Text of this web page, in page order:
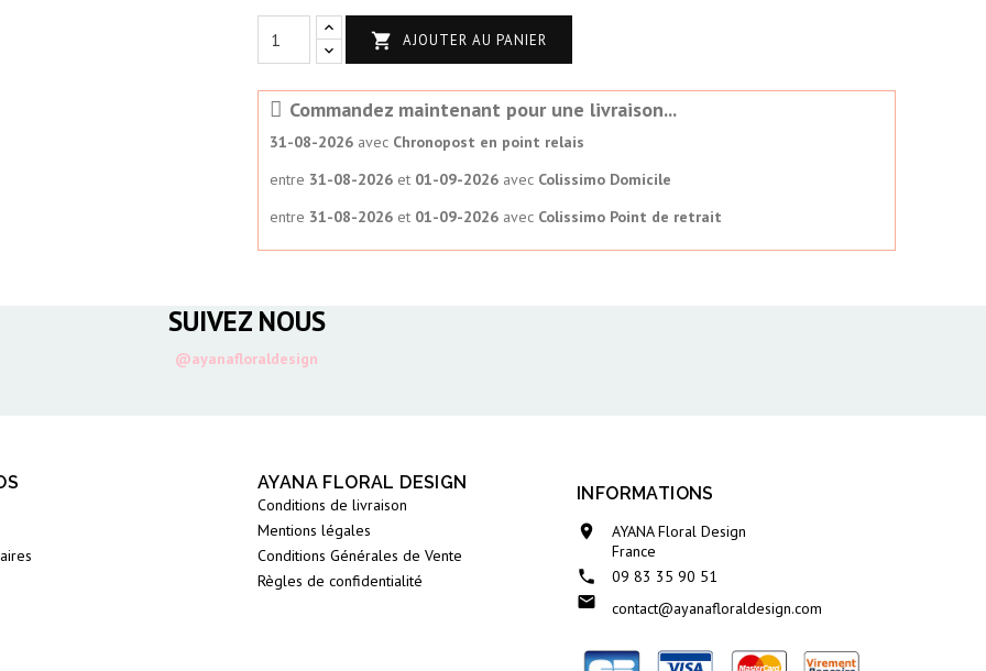
 AJOUTER AU PANIER
Commandez maintenant pour une livraison...
31-08-2026 avec Chronopost en point relais
entre 31-08-2026 et 01-09-2026 avec Colissimo Domicile
entre 31-08-2026 et 01-09-2026 avec Colissimo Point de retrait
SUIVEZ NOUS
@ayanafloraldesign
AYANA FLORAL DESIGN
Conditions de livraison
Mentions légales
Conditions Générales de Vente
Règles de confidentialité
INFORMATIONS

AYANA Floral Design
France

09 83 35 90 51

contact@ayanafloraldesign.com